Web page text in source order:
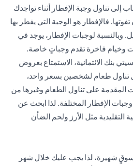
تناول وجبة الإفطار أثناء تواجدك
فالإفطار هو الوجبة التي يفطر بها
وبالنسبة لوجبات الإفطار، يوجد في
وخيام فاخرة تقدم وجباتٍ خاصة.
بنك الائتمانية، الاستمتاع بعروض
تناول طعام لشخصين بسعر واحد،
المقدمة على تناول الطعام وغيرها من
الإفطار المختلفة. لذا ابحث عن
التقليدية مثل الأرز ولحم الضأن
شهيرة، لذا يجب عليك خلال شهر